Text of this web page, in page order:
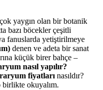
yaygın olan bir botanik
bazı böcekler çeşitli
fanuslarda yetiştirilmeye
denen ve adeta bir sanat
küçük birer bahçe –
nasıl yapılır?
fiyatları nasıldır?
birlikte okuyalım.